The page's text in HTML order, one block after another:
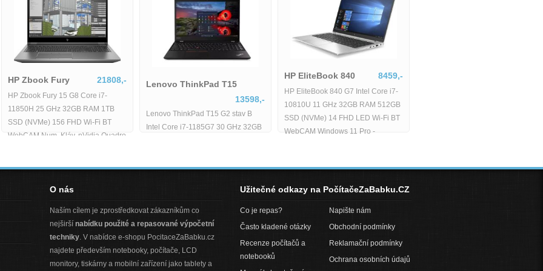
HP Zbook Fury 21808,-
HP Zbook Fury 15 G8 Core i7-
11850H 25 GHz 32GB RAM 1TB
SSD (NVMe) 156 FHD Wi-Fi BT
WebCAM Num. Kláv. nVidia Quadro
Lenovo ThinkPad T15
13598,-
Lenovo ThinkPad T15 G2 stav B
Intel Core i7-1185G7 30 GHz 32GB
HP EliteBook 840
HP EliteBook 840 G7 Intel Core i7-
10810U 11 GHz 32GB RAM 512GB
SSD (NVMe) 14 FHD LED Wi-Fi BT
WebCAM Windows 11 Pro -
O nás
Naším cílem je zprostředkovat zákazníkům co
nejširšínabídku použité a repasované výpočetní
techniky. V nabídce e-shopu PocitaceZaBabku.cz
najdete především notebooky, počítače, LCD
monitory, tiskárny a mobilní zařízení jako tablety a
Užitečné odkazy na PočítačeZaBabku.CZ
Co je repas?
Často kladené otázky
Recenze počítačů a
notebooků
Napište nám
Obchodní podmínky
Reklamační podmínky
Ochrana osobních údajů